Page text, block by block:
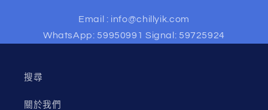
Email : info@chillyik.com
WhatsApp: 59950991 Signal: 59725924
搜尋
關於我們